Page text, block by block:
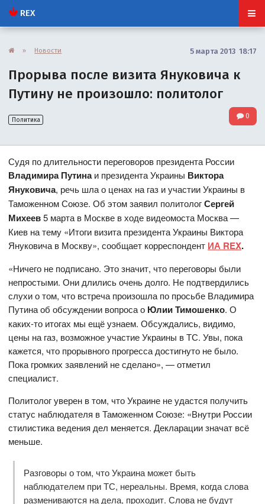
REX
» Новости 5 марта 2013 18:17
Прорыва после визита Януковича к
Путину не произошло: политолог
Политика 0
Судя по длительности переговоров президента России
Владимира Путинаи президента Украины Виктора
Януковича, речь шла о ценах на газ и участии Украины в
Таможенном Союзе. Об этом заявил политологСергей
Михеев5 марта в Москве в ходе видеомоста Москва —
Киев на тему «Итоги визита президента Украины Виктора
Януковича в Москву», сообщает корреспондент ИА REX.
«Ничего не подписано. Это значит, что переговоры были
непростыми. Они длились очень долго. Не подтвердились
слухи о том, что встреча произошла по просьбе Владимира
Путина об обсуждении вопроса о Юлии Тимошенко. О
каких-то итогах мы ещё узнаем. Обсуждались, видимо,
цены на газ, возможное участие Украины в ТС. Увы, пока
кажется, что прорывного прогресса достигнуто не было.
Пока громких заявлений не сделано», — отметил
специалист.
Политолог уверен в том, что Украине не удастся получить
статус наблюдателя в Таможенном Союзе: «Внутри России
стилистика ведения дел меняется. Декларации значат всё
меньше.
Разговоры о том, что Украина может быть
наблюдателем при ТС, нереальны. Время, когда слова
размениваются на дела, проходит. Слова не будут